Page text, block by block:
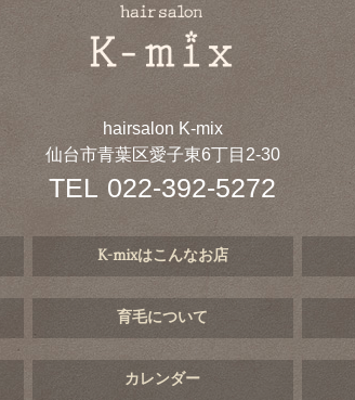
hairsalon K-mix
仙台市青葉区愛子東6丁目2-30
TEL 022-392-5272
K-mixはこんなお店
育毛について
カレンダー